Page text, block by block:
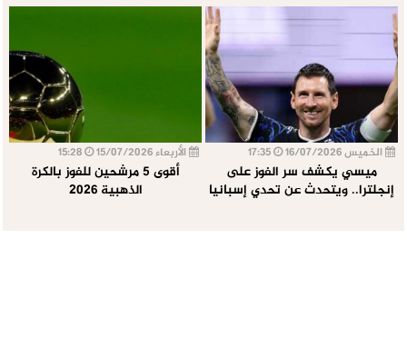
الخميس 16/07/2026
ميسي يكشف سر الفوز على
إنجلترا.. ويتحدث عن تحدي إسبانيا
الأربعاء 15/07/2026
أقوى 5 مرشحين للفوز بالكرة
الذهبية 2026